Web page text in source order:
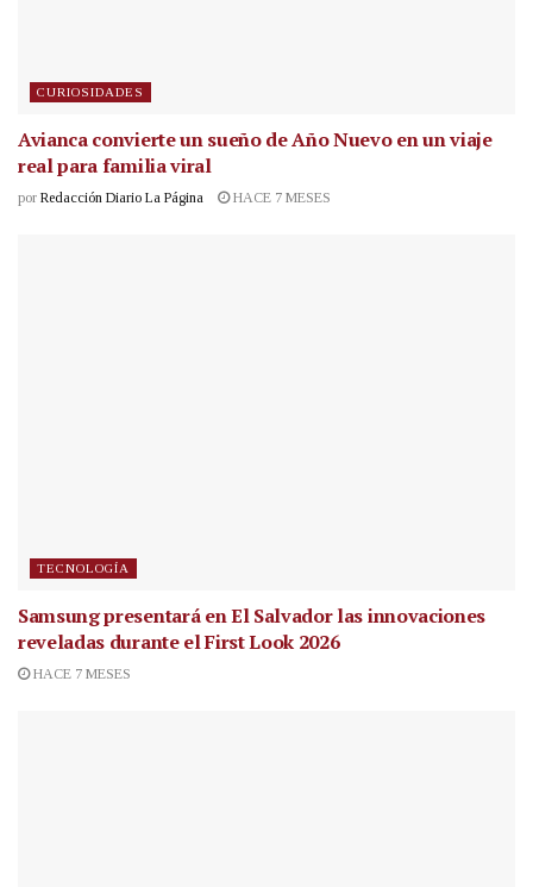
CURIOSIDADES
Avianca convierte un sueño de Año Nuevo en un viaje
real para familia viral
por Redacción Diario La Página HACE 7 MESES
TECNOLOGÍA
Samsung presentará en El Salvador las innovaciones
reveladas durante el First Look 2026
HACE 7 MESES